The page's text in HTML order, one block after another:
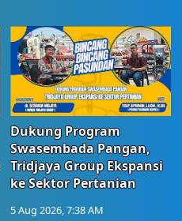
Dukung Program
Swasembada Pangan,
Tridjaya Group Ekspansi
ke Sektor Pertanian
5 Aug 2026, 7:38 AM